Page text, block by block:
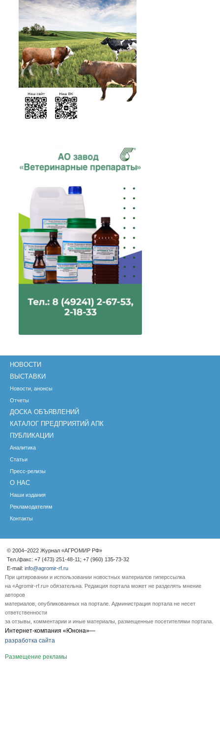
НОВОСТИ
ВЫСТАВКИ
Новости, анонсы
Отчеты
ДОСКА ОБЪЯВЛЕНИЙ
КАТАЛОГ ПРЕДПРИЯТИЙ АПК
ПУБЛИКАЦИИ
Аналитика
Статьи
Пресс-релизы
О НАС
Наши издания
Рекламодателям
Контакты
© 2004–2022 Журнал «АГРОМИР РФ»
Тел./факс: +7 (473) 251-48-11; +7 (960) 135-73-32
E-mail: info@agromir-rf.ru
При цитировании и использовании новостных материалов гиперссылка
на «Agromir-rf.ru» обязательна. Редакция портала может не разделять мнение
авторов
материалов, опубликованных на портале. Администрация портала не несет
ответственности
за отзывы, комментарии и иные материалы, размещенные посетителями портала.
Интернет-компания «Юнона»—
разработка сайта
Размещение рекламы